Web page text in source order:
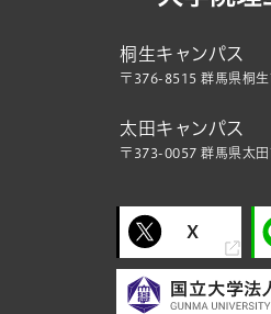
桐生キャンパス
〒376-8515 群馬県桐
太田キャンパス
〒373-0057 群馬県太